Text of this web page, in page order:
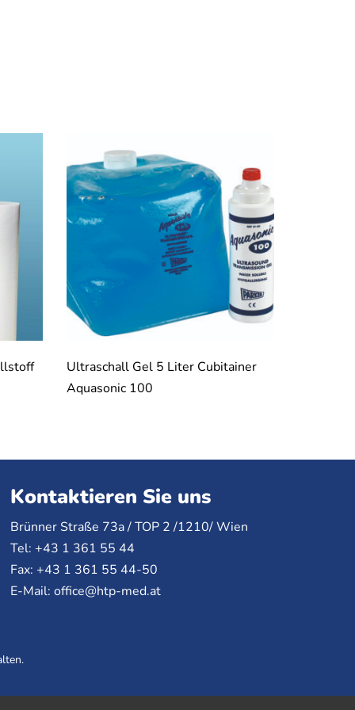
Ultraschall Gel 5 Liter Cubitainer
Aquasonic 100
Kontaktieren Sie uns
Brünner Straße 73a /TOP2 /1210/ Wien
Tel: +43 1 361 55 44
Fax: +43 1 361 55 44-50
E-Mail: office@htp-med.at